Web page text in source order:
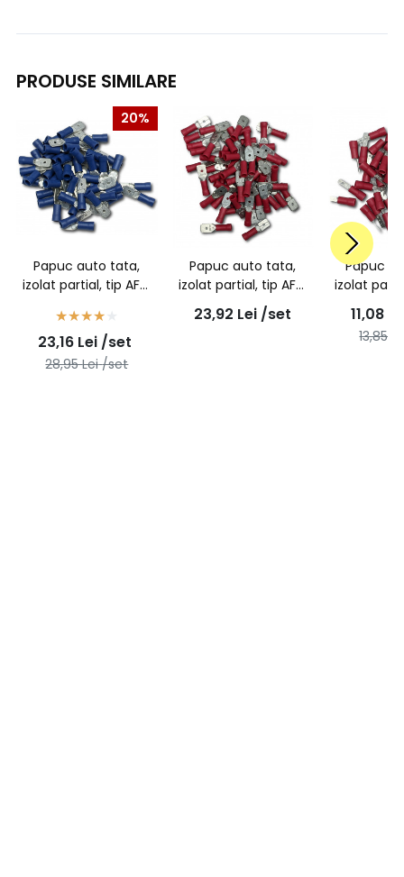
PRODUSE SIMILARE
20%
Papuc auto tata,
izolat partial, tip AFM
23,16 Lei /set
28,95Lei /set
Papuc auto tata,
izolat partial, tip AFM
1,5/6,3 - 100buc/set
23,92 Lei /set
Papuc
izolat
11,08
13,85